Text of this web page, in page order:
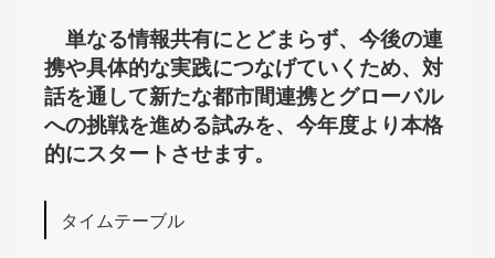
単なる情報共有にとどまらず、今後の連
携や具体的な実践につなげていくため、対
話を通して新たな都市間連携とグローバル
への挑戦を進める試みを、今年度より本格
的にスタートさせます。
タイムテーブル